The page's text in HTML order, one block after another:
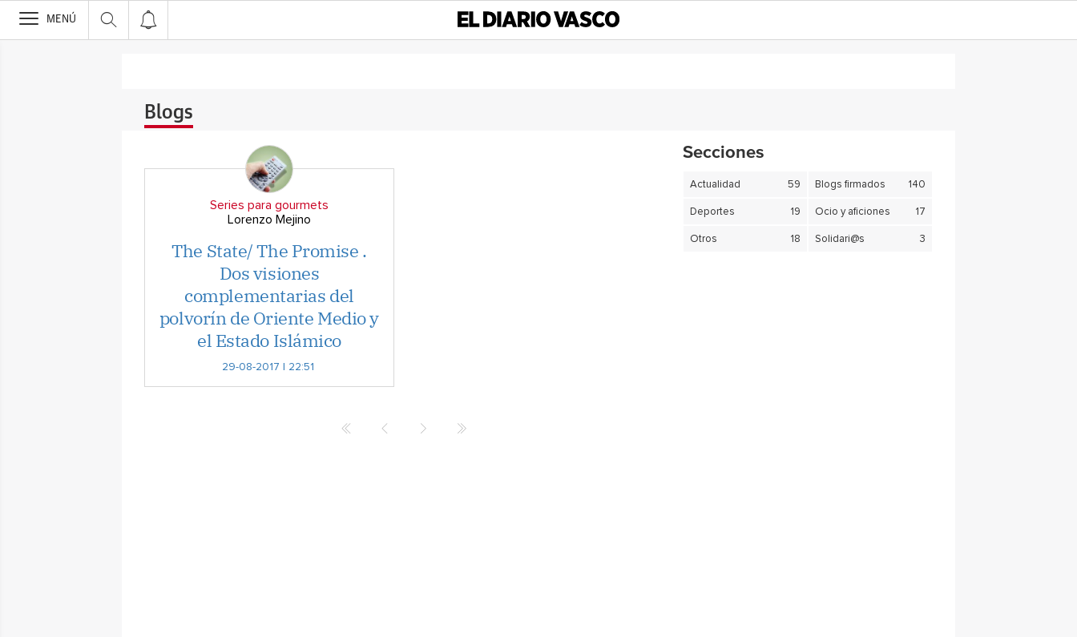
>
MENÚ
Blogs
Series para gourmets
Lorenzo Mejino
The State/ The Promise .
Dos visiones
complementarias del
polvorín de Oriente Medio y
el Estado Islámico
29-08-2017 | 22:51
Secciones
Actualidad 59 Blogs firmados 140
Deportes 19 Ocio y aficiones 17
Otros 18 Solidari@s 3